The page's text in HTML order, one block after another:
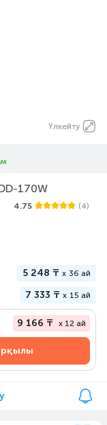
Үлкейту
170W
4.75 (4)
5 248 ₸ x 36 ай
7 333 ₸ x 15 ай
9 166 ₸ x 12 ай